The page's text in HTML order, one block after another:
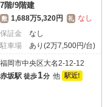
7階/9階建
敷 1,688万5,320円 礼 なし
保証金
なし
駐車場
あり(2万7,500円/台)
福岡市中央区大名2-12-12
赤坂駅 徒歩1分 他 駅近!